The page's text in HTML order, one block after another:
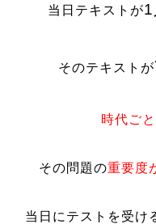
当日テキストが
そのテキストが
時代ご
その問題の重要度
当日にテストを受け